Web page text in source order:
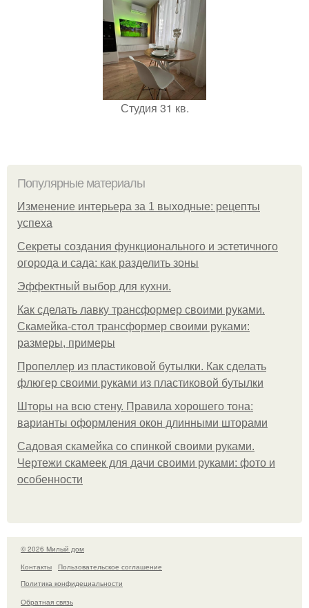
Студия 31 кв.
Популярные материалы
Изменение интерьера за 1 выходные: рецепты
успеха
Секреты создания функционального и эстетичного
огорода и сада: как разделить зоны
Эффектный выбор для кухни.
Как сделать лавку трансформер своими руками.
Скамейка-стол трансформер своими руками:
размеры, примеры
Пропеллер из пластиковой бутылки. Как сделать
флюгер своими руками из пластиковой бутылки
Шторы на всю стену. Правила хорошего тона:
варианты оформления окон длинными шторами
Садовая скамейка со спинкой своими руками.
Чертежи скамеек для дачи своими руками: фото и
особенности
© 2026 Милый дом
Контакты
Пользовательское соглашение
Политика конфидециальности
Обратная связь